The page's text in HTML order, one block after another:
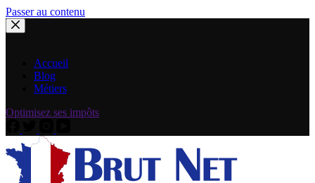
Passer au contenu
Accueil
Blog
Métiers
Optimisez ses impôts